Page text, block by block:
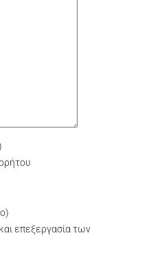
επεξεργασία των